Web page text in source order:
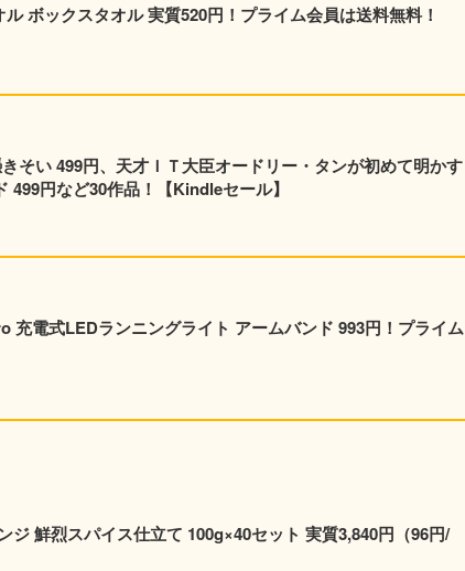
ボックスタオル 実質520円！プライム会員は送料無料！
そい 499円、天才ＩＴ大臣オードリー・タンが初めて明かす
円など30作品！【Kindleセール】
充電式LEDランニングライト アームバンド 993円！プライム
ジ 鮮烈スパイス仕立て 100g×40セット 実質3,840円（96円/